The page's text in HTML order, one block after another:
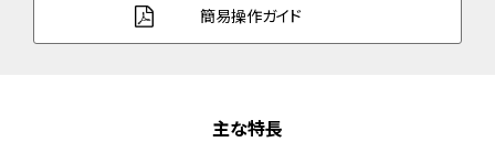
簡易操作ガイド
主な特長